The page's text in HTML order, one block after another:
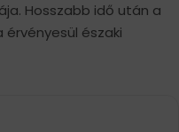
Hosszabb idő után a
északi